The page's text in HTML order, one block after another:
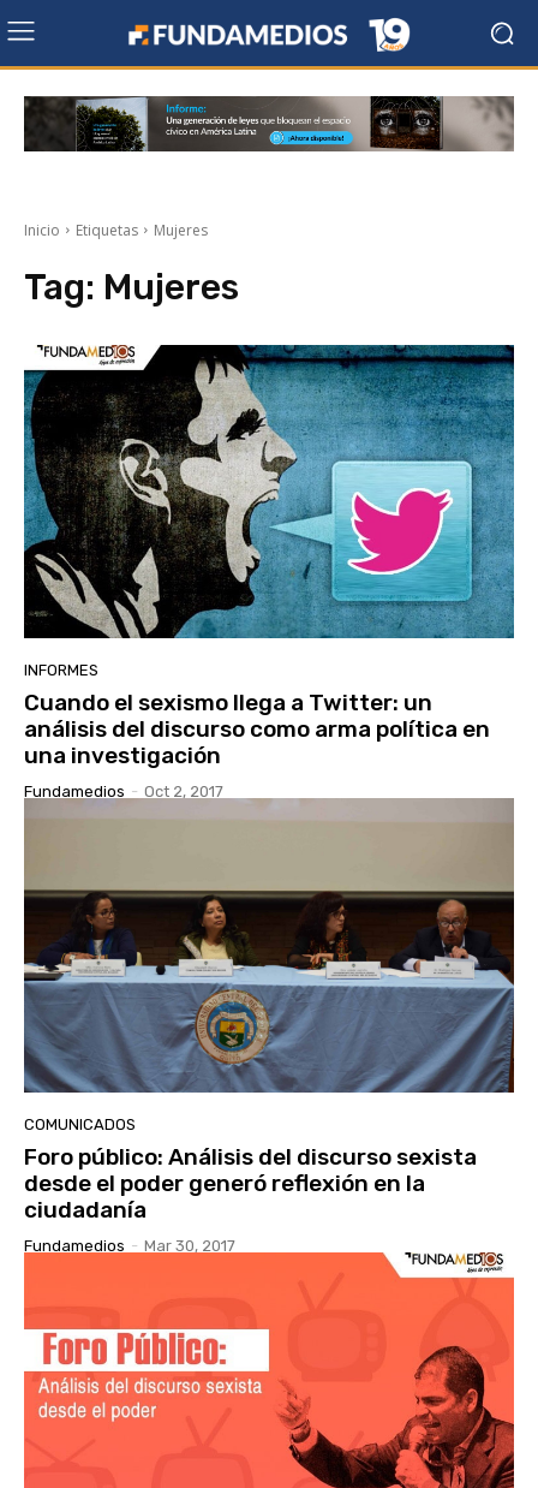
Inicio Etiquetas Mujeres
Tag: Mujeres
INFORMES
Cuando el sexismo llega a Twitter: un
análisis del discurso como arma política en
una investigación
Fundamedios - Oct 2, 2017
COMUNICADOS
Foro público: Análisis del discurso sexista
desde el poder generó reflexión en la
ciudadanía
Fundamedios - Mar 30, 2017